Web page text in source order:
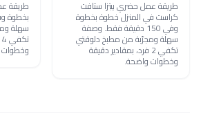
طريقة عمل حضري بيتزا ستافت
كراست في المنزل خطوة بخطوة
وفي 150 دقيقة فقط. وصفة
سهلة ومجرّبة من مطبخ دلوقتي
تكفي 2 فرد، بمقادير دقيقة
وخطوات واضحة.
طريقة
سهلة